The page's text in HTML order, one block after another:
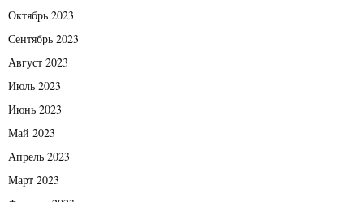
Октябрь 2023
Сентябрь 2023
Август 2023
Июль 2023
Июнь 2023
Май 2023
Апрель 2023
Март 2023